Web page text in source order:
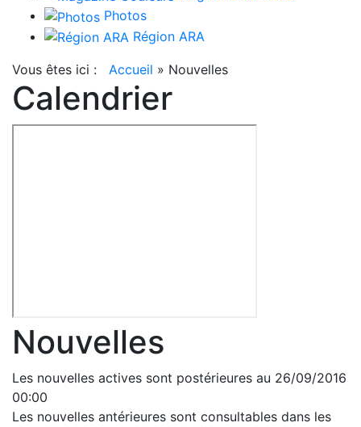
Photos
Région ARA
Vous êtes ici : Accueil » Nouvelles
Calendrier
Nouvelles
Les nouvelles actives sont postérieures au 26/09/2016
00:00
Les nouvelles antérieures sont consultables dans les